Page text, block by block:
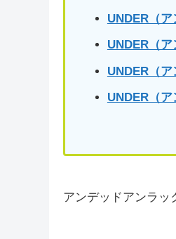
UNDER（
UNDER（
UNDER（
UNDER（
アンデッドアンラッ